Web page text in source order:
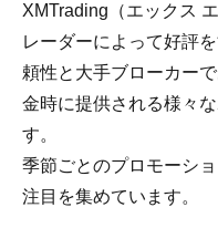
XMTrading（エックス
レーダーによって好評
頼性と大手ブローカー
金時に提供される様々
す。
季節ごとのプロモーシ
注目を集めています。